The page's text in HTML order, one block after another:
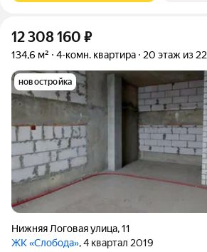
12 308 160 ₽
134,6 м² 4-комн. квартира 20 этаж из 22
новостройка
Нижняя Логовая улица,11
ЖК «Слобода», 4 квартал 2019